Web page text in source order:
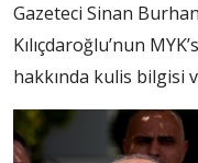
Gazeteci Sinan
Kılıçdaroğlu’nun
hakkında kulis bilgisi